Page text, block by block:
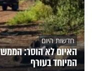
חדשות היום
האיום לא הוסר:
המיוחד בעורף